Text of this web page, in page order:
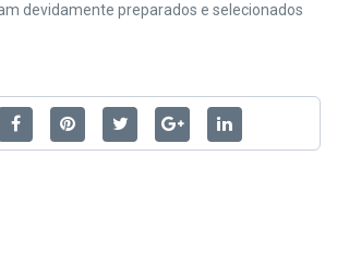
devidamente preparados e selecionados